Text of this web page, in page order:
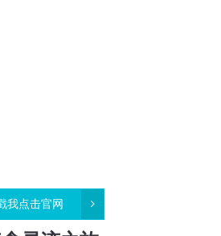
我点击官网